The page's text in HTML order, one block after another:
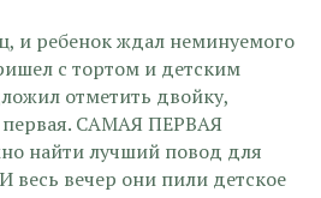
и ребенок ждал неминуемого
с тортом и детским
отметить двойку,
первая. САМАЯ ПЕРВАЯ
найти лучший повод для
весь вечер они пили детское